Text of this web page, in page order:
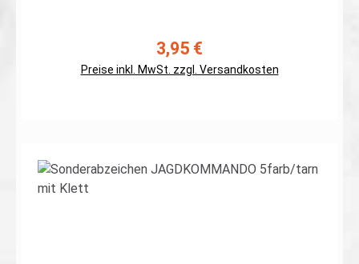
Erhältlich auch mit Klett auf der Rückseite
Regulärer Preis:
3,95 €
Preise inkl. MwSt. zzgl. Versandkosten
Details